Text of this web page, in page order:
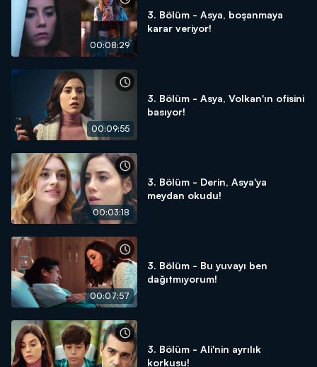
00:08:29
3. Bölüm - Asya, boşanmaya
karar veriyor!
00:09:55
3. Bölüm - Asya, Volkan'ın ofisini
basıyor!
00:03:18
3. Bölüm - Derin, Asya'ya
meydan okudu!
00:07:57
3. Bölüm - Bu yuvayı ben
dağıtmıyorum!
3. Bölüm - Ali'nin ayrılık
korkusu!